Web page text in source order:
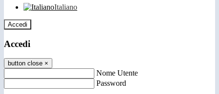
Italiano
Accedi
Accedi
button close ×
Nome Utente
Password